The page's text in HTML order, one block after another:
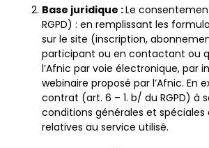
Base juridique :Le
RGPD) : en remplissant les
sur le site (inscription,
participant ou en contactant ou
l’Afnic par voie électronique, par
webinaire proposé par l’Afnic. En
contrat (art. 6 – 1. b/ du RGPD) à
conditions générales et spéciales
relatives au service utilisé.